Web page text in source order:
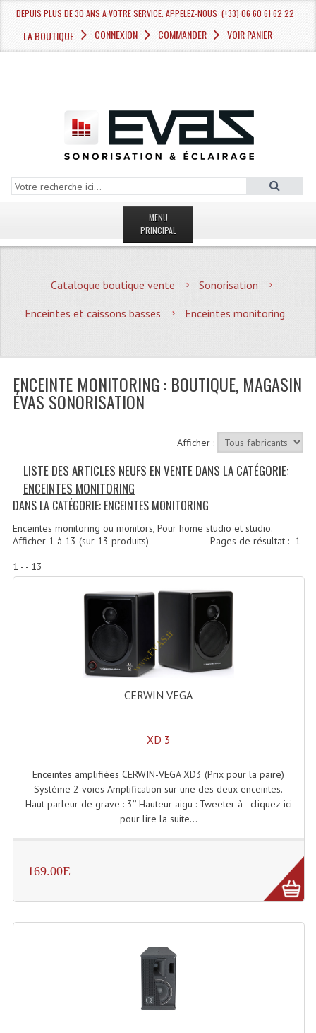
DEPUIS PLUS DE 30 ANS A VOTRE SERVICE. APPELEZ-NOUS :(+33) 06 60 61 62 22
LA BOUTIQUE CONNEXION COMMANDER VOIR PANIER
MENU
PRINCIPAL
MAGASIN
Quoi De Neuf?
Plan Acces, Horaires.
Location De Matériel
Recevoir Nos Promotions
CATÉGORIES
Sonorisation
Accessoires Pieds Cellules Diamants
Accessoires Enceintes
Accessoires Micro, Pieds De Régie
Cellule (s)
Selecteurs Audio Vidéo
Amplificateurs
Compresseurs , Limiteurs , Noise Gate
Enceintes Et Caissons Basses
Packs Sono
Catalogue boutique vente
Sonorisation
Enceintes et caissons basses
Enceintes monitoring
ENCEINTE MONITORING : BOUTIQUE, MAGASIN
ÉVAS SONORISATION
Afficher :
LISTE DES ARTICLES NEUFS EN VENTE DANS LA CATÉGORIE:
ENCEINTES MONITORING
DANS LA CATÉGORIE: ENCEINTES MONITORING
Enceintes monitoring ou monitors, Pour home studio et studio.
Pages de résultat : 1
Afficher 1 à 13 (sur 13 produits)
1 - - 13
CERWIN VEGA
XD 3
Enceintes amplifiées CERWIN-VEGA XD3 (Prix pour la paire)
Système 2 voies Amplification sur une des deux enceintes.
Haut parleur de grave : 3’’ Hauteur aigu : Tweeter à - cliquez-ici
pour lire la suite...
169.00E